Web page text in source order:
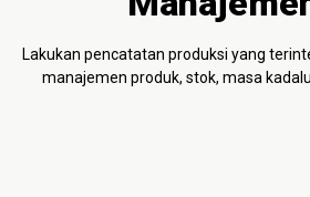
Lakukan pencatatan produksi yang
manajemen produk, stok, masa